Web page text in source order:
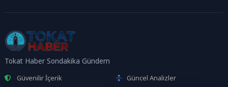
Tokat Haber Sondakika Gündem
Güvenilir İçerik
Güncel Analizler